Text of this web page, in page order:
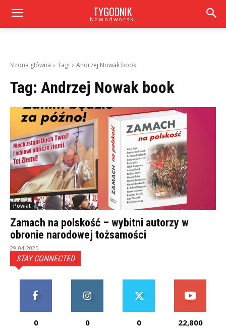
TYGODNIK
Nowodworski
Strona główna Tagi Andrzej Nowak book
Tag: Andrzej Nowak book
Powiat
Zamach na polskość – wybitni autorzy w
obronie narodowej tożsamości
29-04-2025
STAY CONNECTED
0 0 0 22,800